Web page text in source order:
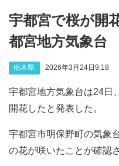
宇都宮で桜が開
都宮地方気象台
栃木県 2026年3月24日9:18
宇都宮地方気象台は24日
開花したと発表した。
宇都宮市明保野町の気象
の花が咲いたことが確認